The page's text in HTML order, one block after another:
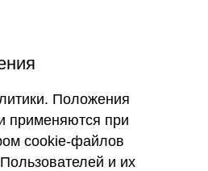
Положения
применяются при
cookie-файлов
и их